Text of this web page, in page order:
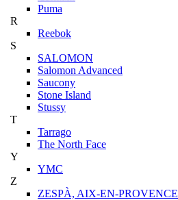
Puma
R
Reebok
S
SALOMON
Salomon Advanced
Saucony
Stone Island
Stussy
T
Tarrago
The North Face
Y
YMC
Z
ZESPÀ, AIX-EN-PROVENCE